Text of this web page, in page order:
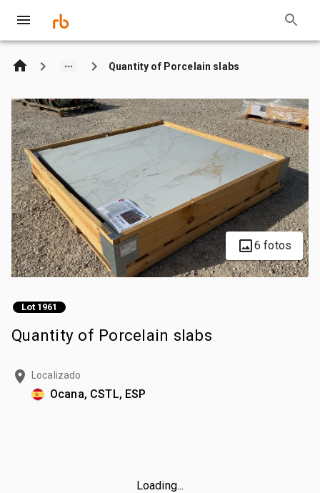
Quantity of Porcelain slabs
6 fotos
Lot 1961
Quantity of Porcelain slabs
Localizado
Ocana, CSTL, ESP
Loading...